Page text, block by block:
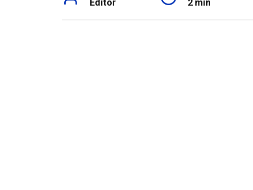
Editor 2 min